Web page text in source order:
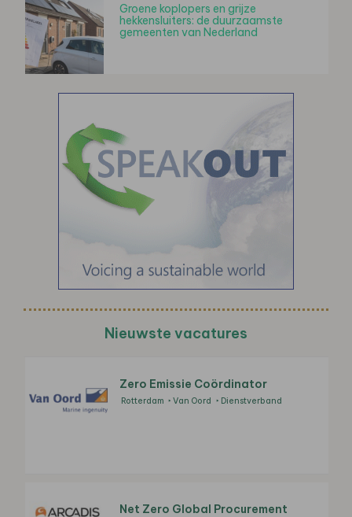
Groene koplopers en grijze
hekkensluiters: de duurzaamste
gemeenten van Nederland
Nieuwste vacatures
Zero Emissie Coördinator
Rotterdam Van Oord Dienstverband
Net Zero Global Procurement